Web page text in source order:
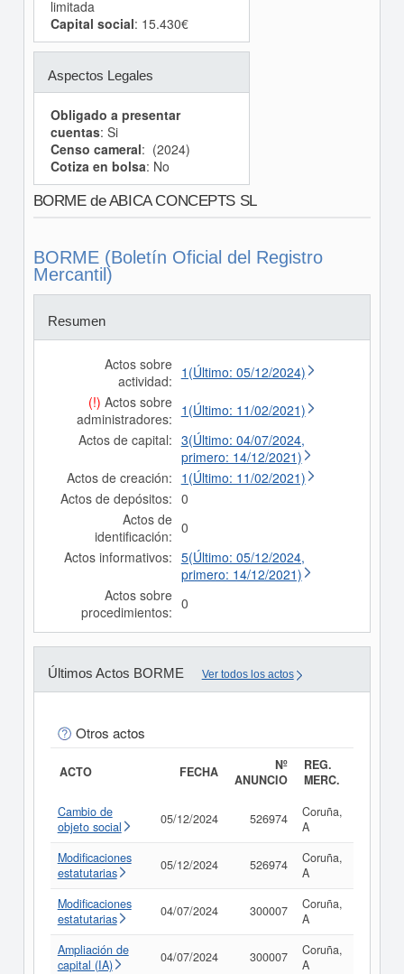
limitada
Capital social: 15.430€
Aspectos Legales
Obligado a presentar
cuentas: Si
Censo cameral: (2024)
Cotiza en bolsa: No
BORME de ABICA CONCEPTS SL
BORME (Boletín Oficial del Registro
Mercantil)
Resumen
Actos sobre
actividad: 1(Último: 05/12/2024)
(!) Actos sobre
administradores: 1(Último: 11/02/2021)
Actos de capital: 3(Último: 04/07/2024,
primero: 14/12/2021)
Actos de creación: 1(Último: 11/02/2021)
Actos de depósitos: 0
Actos de
identificación: 0
Actos informativos: 5(Último: 05/12/2024,
primero: 14/12/2021)
Actos sobre
procedimientos: 0
Últimos Actos BORME Ver todos los actos
Otros actos
ACTO FECHA
Nº
ANUNCIO
REG.
MERC.
Cambio de
objeto social
05/12/2024 526974
Coruña,
A
Modificaciones
estatutarias
05/12/2024 526974
Coruña,
A
Modificaciones
estatutarias
04/07/2024 300007
Coruña,
A
Ampliación de
capital (IA)
04/07/2024 300007
Coruña,
A